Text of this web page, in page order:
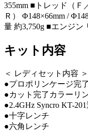
355mm ■トレッド（Ｆ
Ｒ） Φ148×66mm /
量 約3,750g ■エンジン
キット内容
＜ レディセット内容 ＞
●プロポリンケージ完
●カット完了カラーリ
●2.4GHz Syncro KT-
●十字レンチ
●六角レンチ